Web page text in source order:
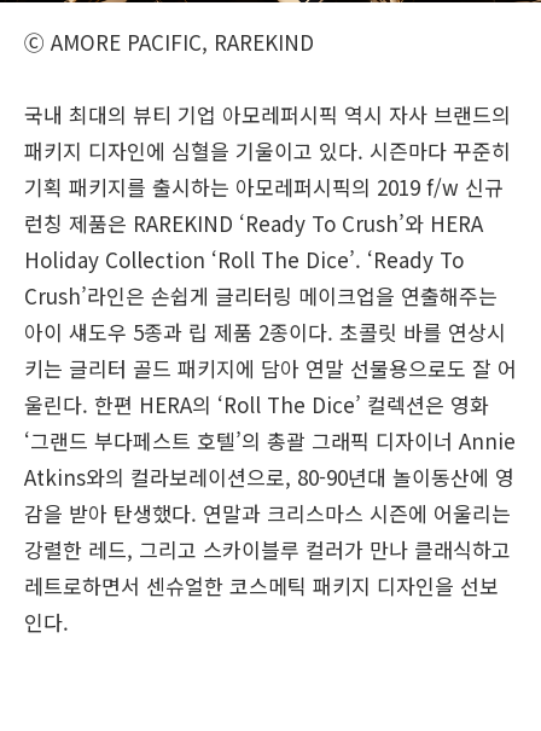
Ⓒ AMORE PACIFIC, RAREKIND
국내 최대의 뷰티 기업 아모레퍼시픽 역시 자사 브랜드의
패키지 디자인에 심혈을 기울이고 있다. 시즌마다 꾸준히
기획 패키지를 출시하는 아모레퍼시픽의 2019 f/w 신규
런칭 제품은 RAREKIND ‘Ready To Crush’와 HERA
Holiday Collection ‘Roll The Dice’. ‘Ready To
Crush’라인은 손쉽게 글리터링 메이크업을 연출해주는
아이 섀도우 5종과 립 제품 2종이다. 초콜릿 바를 연상시
키는 글리터 골드 패키지에 담아 연말 선물용으로도 잘 어
울린다. 한편 HERA의 ‘Roll The Dice’ 컬렉션은 영화
‘그랜드 부다페스트 호텔’의 총괄 그래픽 디자이너 Annie
Atkins와의 컬라보레이션으로, 80-90년대 놀이동산에 영
감을 받아 탄생했다. 연말과 크리스마스 시즌에 어울리는
강렬한 레드, 그리고 스카이블루 컬러가 만나 클래식하고
레트로하면서 센슈얼한 코스메틱 패키지 디자인을 선보
인다.